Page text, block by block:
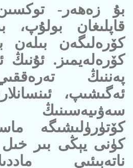
بۇ زەھەر-
قاپلىغان بولۇپ،
كۆرەلىگەن بىلەن
كۆرەلەيمىز. ئۇنىڭ
پەننىڭ
ئەگىشىپ،
كۆتۈرۈلىشىگە
كۈنى يېڭى بىر خىل
ناتەبىئىي